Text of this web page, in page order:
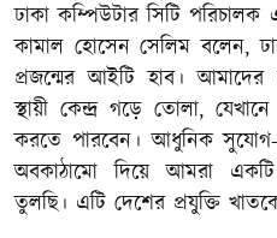
ঢাকা কম্পিউটার সিটি
কামাল হোসেন সেলিম বলেন,
প্রজন্মের আইটি হাব।
স্থায়ী কেন্দ্র গড়ে তোলা,
করতে পারবেন। আধুনিক সুযোগ-
অবকাঠামো দিয়ে আমরা একটি
তুলছি। এটি দেশের প্রযুক্তি